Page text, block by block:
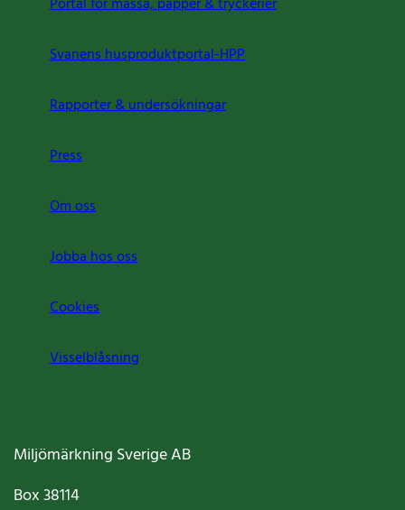
Portal för massa, papper & tryckerier
Svanens husproduktportal-HPP
Rapporter & undersökningar
Press
Om oss
Jobba hos oss
Cookies
Visselblåsning
Miljömärkning Sverige AB
Box38114